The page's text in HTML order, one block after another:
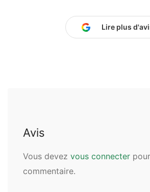
Lire plus
Avis
Vous devez vous connecter
commentaire.